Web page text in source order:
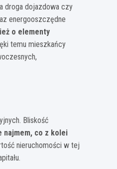
droga dojazdowa czy
energooszczędne
o elementy
temu mieszkańcy
Bliskość
najmem, co z kolei
nieruchomości w tej